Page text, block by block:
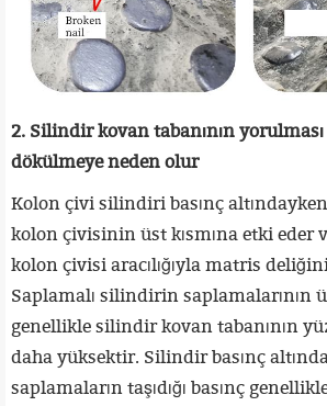
2. Silindir kovan tabanının
dökülmeye neden olur
Kolon çivi silindiri basınç
kolon çivisinin üst kısmına etki eder
kolon çivisi aracılığıyla matris
Saplamalı silindirin saplamalarının
genellikle silindir kovan tabanının
daha yüksektir. Silindir basınç
saplamaların taşıdığı basınç